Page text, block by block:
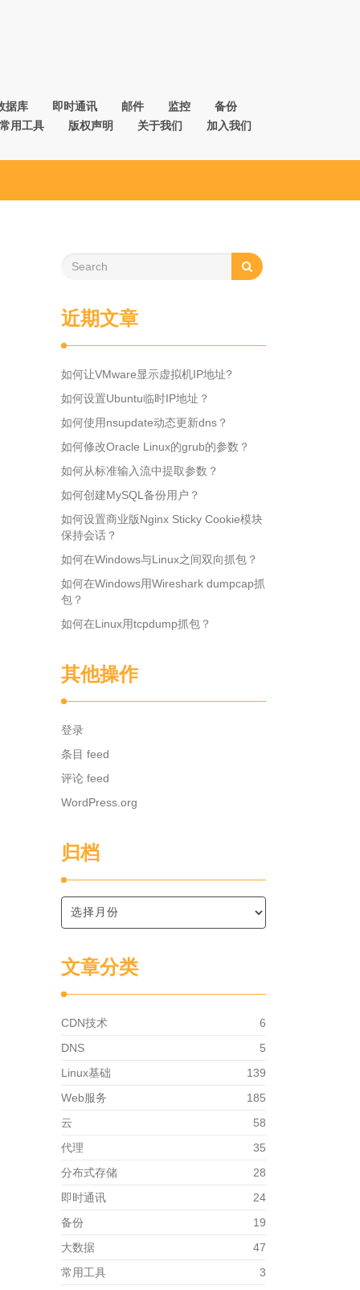
据库 即时通讯 邮件 监控
备份
常用工具 版权声明 关于我们 加入我们
近期文章
如何让VMware显示虚拟机IP地址?
如何设置Ubuntu临时IP地址？
如何使用nsupdate动态更新dns？
如何修改Oracle Linux的grub的参数？
如何从标准输入流中提取参数？
如何创建MySQL备份用户？
如何设置商业版Nginx Sticky Cookie模块
保持会话？
如何在Windows与Linux之间双向抓包？
如何在Windows用Wireshark dumpcap抓
包？
如何在Linux用tcpdump抓包？
其他操作
登录
条目 feed
评论 feed
WordPress.org
归档
文章分类
CDN技术
6
DNS
5
Linux基础
139
Web服务
185
云
58
代理
35
分布式存储
28
即时通讯
24
备份
19
大数据
47
常用工具
3